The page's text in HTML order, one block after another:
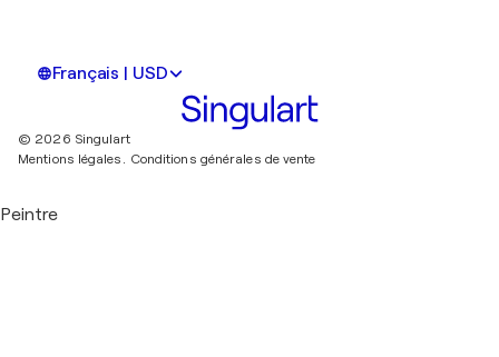
Français | USD
© 2026 Singulart
Mentions légales. Conditions générales de vente
Peintre